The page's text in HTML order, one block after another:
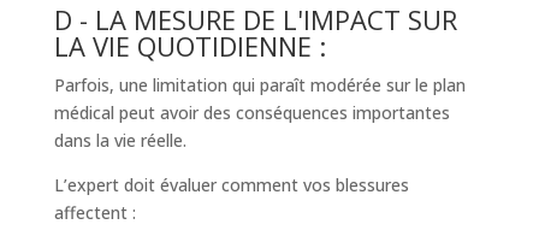
D - LA MESURE DE L'IMPACT SUR
LA VIE QUOTIDIENNE :
Parfois, une limitation qui paraît modérée sur le plan
médical peut avoir des conséquences importantes
dans la vie réelle.
L’expert doit évaluer comment vos blessures
affectent :